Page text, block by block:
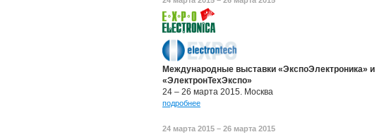
Международные выставки «ЭкспоЭлектроника» и
«ЭлектронТехЭкспо»
24 – 26 марта 2015. Москва
подробнее
24 марта 2015 – 26 марта 2015